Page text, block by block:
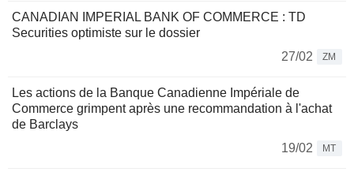
CANADIAN IMPERIAL BANK OF COMMERCE : TD
Securities optimiste sur le dossier
27/02
ZM
Les actions de la Banque Canadienne Impériale de
Commerce grimpent après une recommandation à l'achat
de Barclays
19/02
MT